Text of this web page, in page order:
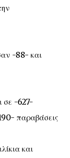
-88- και
σε -627-
παραβάσεις
και